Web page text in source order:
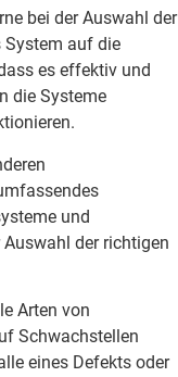
bei der Auswahl der
System auf die
es effektiv und
die Systeme
und
der richtigen
Arten von
Schwachstellen
eines Defekts oder